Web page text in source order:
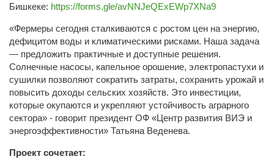
Бишкеке: https://forms.gle/avNNJeQExEWp7XNa9
«Фермеры сегодня сталкиваются с ростом цен на энергию,
дефицитом воды и климатическими рисками. Наша задача
— предложить практичные и доступные решения.
Солнечные насосы, капельное орошение, электропастухи и
сушилки позволяют сократить затраты, сохранить урожай и
повысить доходы сельских хозяйств. Это инвестиции,
которые окупаются и укрепляют устойчивость аграрного
сектора» - говорит президент ОФ «Центр развития ВИЭ и
энергоэффективности» Татьяна Веденева.
Проект сочетает: